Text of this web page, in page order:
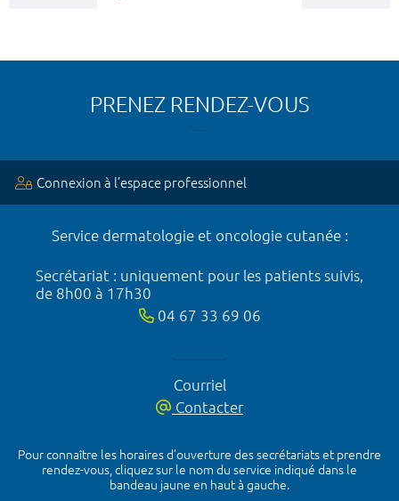
PRENEZ RENDEZ-VOUS
Connexion à l’espace professionnel
Service dermatologie et oncologie cutanée :
Secrétariat : uniquement pour les patients suivis,
de 8h00 à 17h30
04 67 33 69 06
Courriel
Contacter
Pour connaître les horaires d’ouverture des secrétariats et prendre
rendez-vous, cliquez sur le nom du service indiqué dans le
bandeau jaune en haut à gauche.